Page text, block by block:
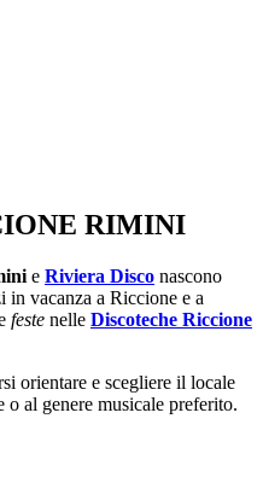
RIMINI
e Riviera Disco nascono
vacanza a Riccione e a
feste nelle Discoteche Riccione
orientare e scegliere il locale
al genere musicale preferito.